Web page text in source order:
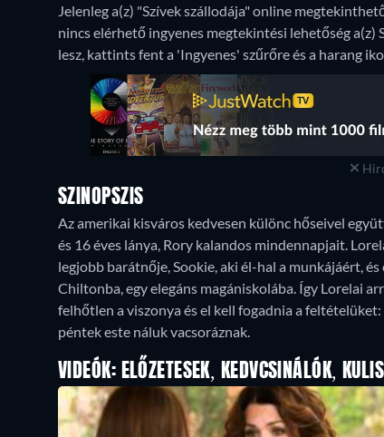
Jelenleg a(z) "Szívek szállodája" online
nincs elérhető ingyenes megtekintési lehetőség
lesz, kattints fent a 'Ingyenes' szűrőre és a harang
SZINOPSZIS
Az amerikai kisváros kedvesen különc hőseivel
és 16 éves lánya, Rory kalandos mindennapjait.
legjobb barátnője, Sookie, aki él-hal a munkájáért,
Chiltonba, egy elegáns magániskolába. Így Lorelai
felhőtlen a viszonya és el kell fogadnia a
péntek este náluk vacsoráznak.
VIDEÓK: ELŐZETESEK, KEDVCSINÁLÓK,